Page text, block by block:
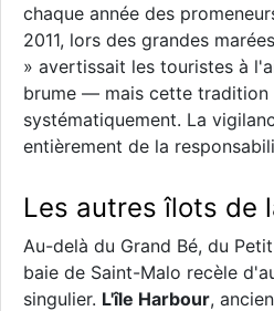
chaque année des
2011, lors des grandes
» avertissait les touristes à
brume — mais cette tradition
systématiquement. La
entièrement de la
Les autres îlots de
Au-delà du Grand Bé, du
baie de Saint-Malo recèle
singulier. L'île Harbour,